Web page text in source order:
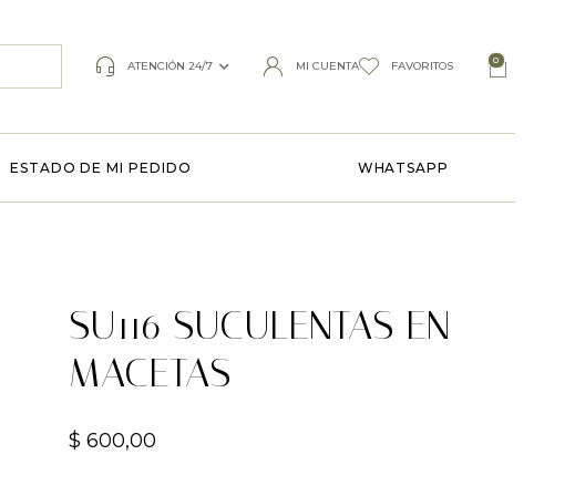
ATENCIÓN 24/7 MI CUENTA FAVORITOS 0
ESTADO DE MI PEDIDO WHATSAPP
SU116 SUCULENTAS EN
MACETAS
$ 600,00